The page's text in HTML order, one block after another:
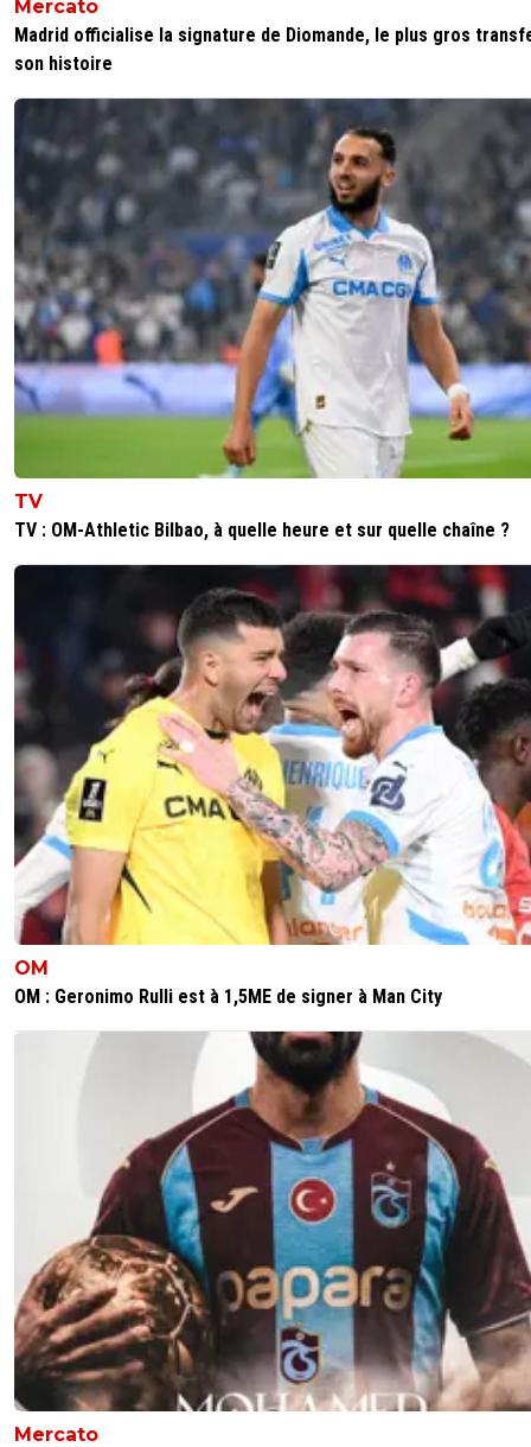
Mercato
Madrid officialise la signature de Diomande, le plus gros
son histoire
TV
TV : OM-Athletic Bilbao, à quelle heure et sur quelle chaîne ?
OM
OM : Geronimo Rulli est à 1,5ME de signer à Man City
Mercato